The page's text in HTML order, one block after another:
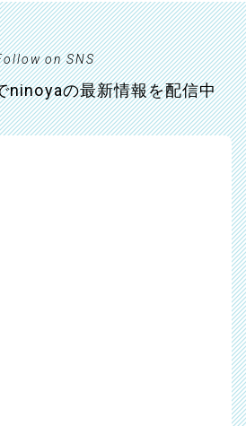
on SNS
ninoyaの最新情報を配信中